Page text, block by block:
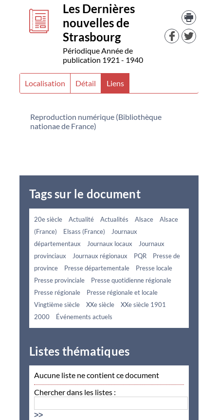
Détail
document
Les Dernières
nouvelles de
Strasbourg
PériodiqueAnnée de
publication 1921 - 1940
Localisation Détail Liens
Reproduction numérique (Bibliothèque
nationae de France)
Tags sur le document
20e siècle Actualité Actualités Alsace
Alsace
(France)
Elsass (France)
Journaux
départementaux
Journaux locaux
Journaux
provinciaux
Journaux régionaux PQR
Presse de
province
Presse départementale
Presse locale
Presse provinciale
Presse quotidienne régionale
Presse régionale
Presse régionale et locale
Vingtième siècle
XXe siècle
XXe siècle 1901
2000
Événements actuels
Listes thématiques
Aucune liste ne contient ce document
Chercher dans les listes :
>>